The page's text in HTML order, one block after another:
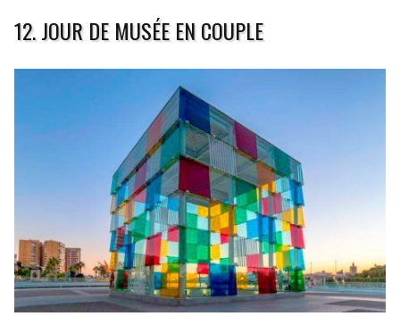
12. JOUR DE MUSÉE EN COUPLE